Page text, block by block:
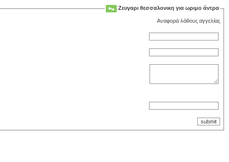
Ζευγαρι θεσσαλονικη για ωριμο άντρα
Aναφορά λάθους αγγελίας